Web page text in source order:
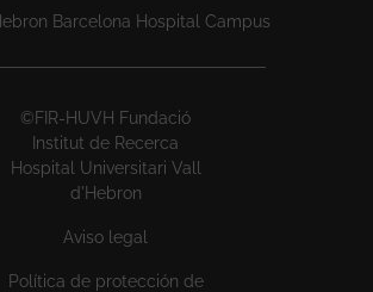
Barcelona Hospital Campus
©FIR-HUVH Fundació
Institut de Recerca
Hospital Universitari Vall
d'Hebron
Aviso legal
Política de protección de